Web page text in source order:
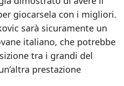
giocarsela con i migliori.
sarà sicuramente un
italiano, che potrebbe
tra i grandi del
prestazione